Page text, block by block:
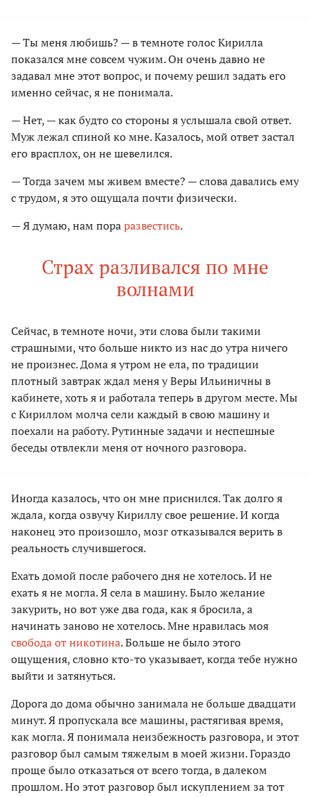
— Ты меня любишь? — в темноте голос Кирилла
показался мне совсем чужим. Он очень давно не
задавал мне этот вопрос, и почему решил задать его
именно сейчас, я не понимала.
— Нет, — как будто со стороны я услышала свой ответ.
Муж лежал спиной ко мне. Казалось, мой ответ застал
его врасплох, он не шевелился.
— Тогда зачем мы живем вместе? — слова давались ему
с трудом, я это ощущала почти физически.
— Я думаю, нам пораразвестись.
Страх разливался по мне
волнами
Сейчас, в темноте ночи, эти слова были такими
страшными, что больше никто из нас до утра ничего
не произнес. Дома я утром не ела, по традиции
плотный завтрак ждал меня у Веры Ильиничны в
кабинете, хоть я и работала теперь в другом месте. Мы
с Кириллом молча сели каждый в свою машину и
поехали на работу. Рутинные задачи и неспешные
беседы отвлекли меня от ночного разговора.
Иногда казалось, что он мне приснился. Так долго я
ждала, когда озвучу Кириллу свое решение. И когда
наконец это произошло, мозг отказывался верить в
реальность случившегося.
Ехать домой после рабочего дня не хотелось. И не
ехать я не могла. Я села в машину. Было желание
закурить, но вот уже два года, как я бросила, а
начинать заново не хотелось. Мне нравилась моя
свобода от никотина. Больше не было этого
ощущения, словно кто-то указывает, когда тебе нужно
выйти и затянуться.
Дорога до дома обычно занимала не больше двадцати
минут. Я пропускала все машины, растягивая время,
как могла. Я понимала неизбежность разговора, и этот
разговор был самым тяжелым в моей жизни. Гораздо
проще было отказаться от всего тогда, в далеком
прошлом. Но этот разговор был искуплением за тот